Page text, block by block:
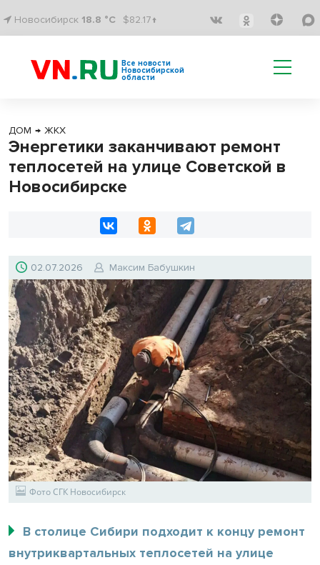
Новосибирск 18.8 °C $82.17↑
Все новости
Новосибирской
области
ДОМ → ЖКХ
Энергетики заканчивают ремонт
теплосетей на улице Советской в
Новосибирске
02.07.2026 Максим Бабушкин
Фото СГК Новосибирск
В столице Сибири подходит к концу ремонт
внутриквартальных теплосетей на улице